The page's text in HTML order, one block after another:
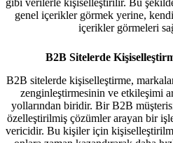
gibi verilerle kişiselleştirilir. Bu
genel içerikler görmek yerine,
içerikler görmeleri
B2B Sitelerde
B2B sitelerde kişiselleştirme,
zenginleştirmesinin ve etkileşimi
yollarından biridir. Bir B2B
özelleştirilmiş çözümler arayan bir
vericidir. Bu kişiler için